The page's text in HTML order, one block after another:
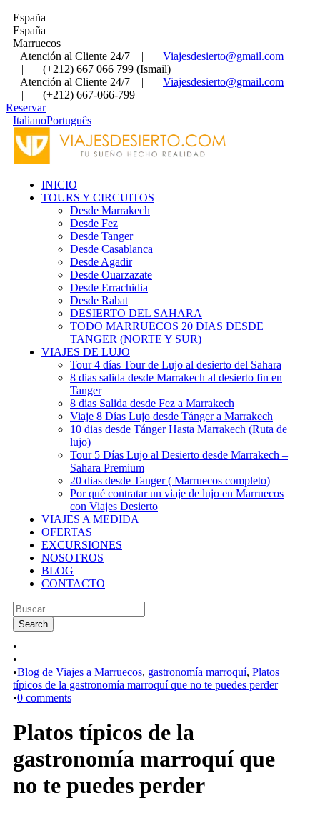
España
España
Marruecos
Atención al Cliente 24/7
|
Viajesdesierto@gmail.com
|
(+212) 667 066 799 (Ismail)
Atención al Cliente 24/7
|
Viajesdesierto@gmail.com
|
(+212) 667-066-799
Reservar
ItalianoPortuguês
INICIO
TOURS Y CIRCUITOS
Desde Marrakech
Desde Fez
Desde Tanger
Desde Casablanca
Desde Agadir
Desde Ouarzazate
Desde Errachidia
Desde Rabat
DESIERTO DEL SAHARA
TODO MARRUECOS 20 DIAS DESDE
TANGER (NORTE Y SUR)
VIAJES DE LUJO
Tour 4 días Tour de Lujo al desierto del Sahara
8 dias salida desde Marrakech al desierto fin en
Tanger
8 dias Salida desde Fez a Marrakech
Viaje 8 Días Lujo desde Tánger a Marrakech
10 dias desde Tánger Hasta Marrakech (Ruta de
lujo)
Tour 5 Días Lujo al Desierto desde Marrakech –
Sahara Premium
20 dias desde Tanger ( Marruecos completo)
Por qué contratar un viaje de lujo en Marruecos
con Viajes Desierto
VIAJES A MEDIDA
OFERTAS
EXCURSIONES
NOSOTROS
BLOG
CONTACTO
•
•
•Blog de Viajes a Marruecos, gastronomía marroquí, Platos
típicos de la gastronomía marroquí que no te puedes perder
•0 comments
Platos típicos de la
gastronomía marroquí que
no te puedes perder